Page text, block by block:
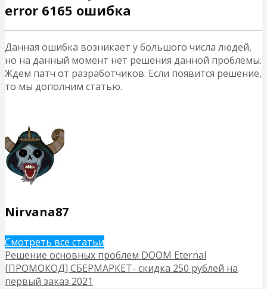
error 6165 ошибка
Данная ошибка возникает у большого числа людей,
но на данный момент нет решения данной проблемы.
Ждем патч от разработчиков. Если появится решение,
то мы дополним статью.
Nirvana87
Смотреть все статьи
Решение основных проблем DOOM Eternal
[ПРОМОКОД] СБЕРМАРКЕТ- скидка 250 рублей на
первый заказ 2021